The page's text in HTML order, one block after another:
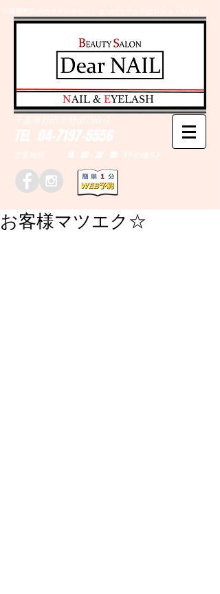
千葉県野田市のネイルサロン、まつげエクステはＤｅａｒＮAILへ
TEL 04-7197-5556
営業時間 10：00～20：00 (予約優先)
千葉県野田市野田790-1
​NAIL & EYELASH
お客様マツエク☆